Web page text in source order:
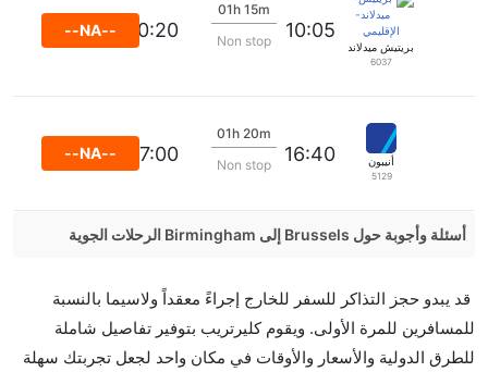
بريتيش ميدلاند الإقليمي
6037
10:05
01h 15m
Non stop
10:20
--NA--
أنيبون
5129
16:40
01h 20m
Non stop
17:00
--NA--
أسئلة وأجوبة حول Brussels إلى Birmingham الرحلات الجوية
إلىبرمنغهام مما تستغرقه الخطوط الجوية الأخرى؟
نعم. توفر كل من أسرع رحلات الطيران على هذا الطريق،
قد يبدو حجز التذاكر للسفر للخارج إجراءً معقداً ولاسيما بالنسبة
للمسافرين للمرة الأولى. ويقوم كليرتريب بتوفير تفاصيل شاملة
للطرق الدولية والأسعار والأوقات في مكان واحد لجعل تجربتك سهلة